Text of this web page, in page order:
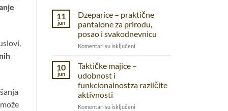
11
jun
Dzeparice – praktične
pantalone za prirodu,
posao i svakodnevnicu
Komentari su isključeni
za
10
jun
Taktičke majice –
udobnost i
funkcionalnostza različite
aktivnosti
Komentari su isključeni